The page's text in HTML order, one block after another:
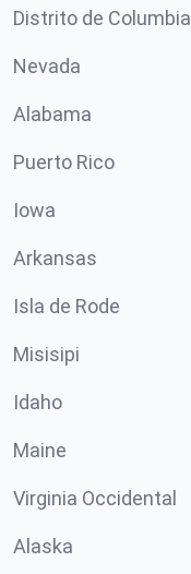
Distrito de Columbia
Nevada
Alabama
Puerto Rico
Iowa
Arkansas
Isla de Rode
Misisipi
Idaho
Maine
Virginia Occidental
Alaska